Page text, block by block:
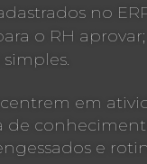
no
o RH aprovar;
em
de
e